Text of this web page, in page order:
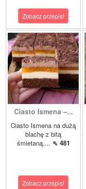
Zobacz przepis!
Ciasto Ismena –...
Ciasto Ismena na dużą
blachę z bitą
śmietaną,... ⇖ 481
Zobacz przepis!